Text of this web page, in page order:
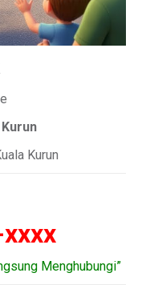
Kurun
Menghubungi”